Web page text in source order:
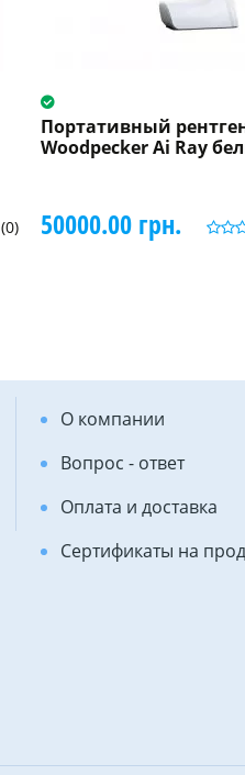
(0)
Портативный
Woodpecker Ai Ray
50000.00 грн.
О компании
Вопрос - ответ
Оплата и доставка
Сертификаты на